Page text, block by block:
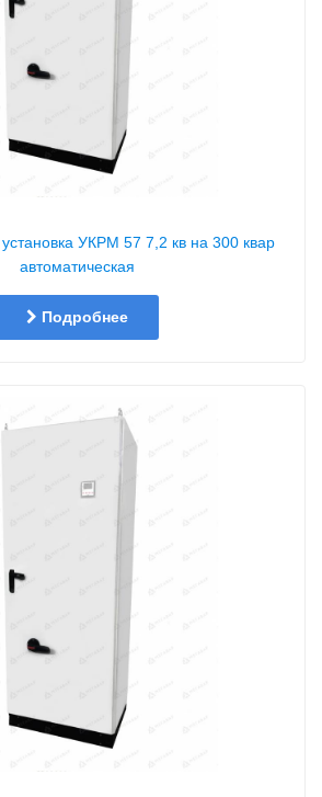
УКРМ 57 7,2 кв на 300 квар
автоматическая
Подробнее